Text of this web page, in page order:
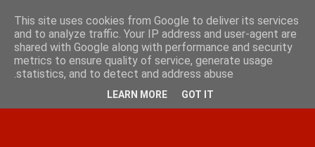
الصفحات
This site uses cookies from Google to deliver its services
and to analyze traffic. Your IP address and user-agent are
shared with Google along with performance and security
metrics to ensure quality of service, generate usage
statistics, and to detect and address abuse.
LEARN MORE GOT IT